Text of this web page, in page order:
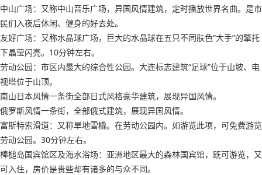
中山广场：又称中山音乐广场，异国风情建筑，定时播放世界名曲。是市
民们入夜后休闲、健身的好去处。
友好广场：又称水晶球广场，巨大的水晶球在五只不同肤色“大手”的擎托
下晶莹闪亮。10分钟左右。
劳动公园：市区内最大的综合性公园。大连标志建筑“足球”位于山坡、电
视塔位于山顶。
南山日本风情一条街全部日式风格豪华建筑，展现异国风情。
俄罗斯风情一条街，全部俄式建筑，展现异国风情。
富斯特索滑道：又称旱地雪橇。在劳动公园内。如游览此项，可免费游览
劳动公园。30分钟左右。
棒槌岛国宾馆区及海水浴场：亚洲地区最大的森林国宾馆，既可游览，又
可入住，房价是贵些却有诸多的与众不同。